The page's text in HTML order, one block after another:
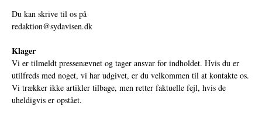
Du kan skrive til os på
redaktion@sydavisen.dk
Klager
Vi er tilmeldt pressenævnet og tager ansvar for indholdet. Hvis du er
utilfreds med noget, vi har udgivet, er du velkommen til at kontakte os.
Vi trækker ikke artikler tilbage, men retter faktuelle fejl, hvis de
uheldigvis er opstået.